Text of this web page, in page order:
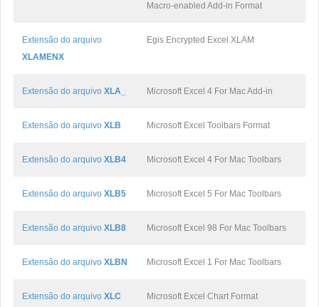
Macro-enabled Add-in Format
Extensão do arquivo
XLAMENX
Egis Encrypted Excel XLAM
Extensão do arquivo XLA_ Microsoft Excel 4 For Mac Add-in
Extensão do arquivo XLB Microsoft Excel Toolbars Format
Extensão do arquivo XLB4 Microsoft Excel 4 For Mac Toolbars
Extensão do arquivo XLB5 Microsoft Excel 5 For Mac Toolbars
Extensão do arquivo XLB8 Microsoft Excel 98 For Mac Toolbars
Extensão do arquivo XLBN Microsoft Excel 1 For Mac Toolbars
Extensão do arquivo XLC Microsoft Excel Chart Format